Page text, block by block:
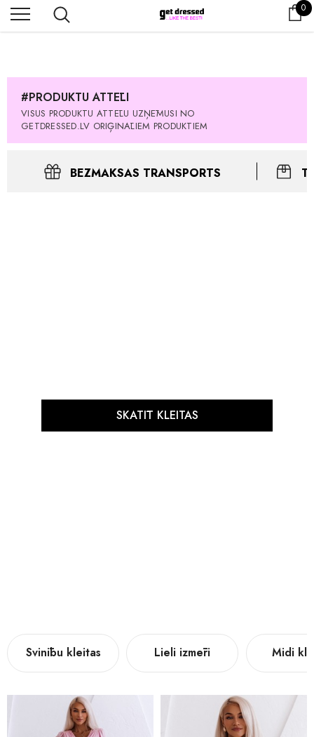
PASŪTĪT TŪLĪT! Prece tiks piegādāta 1-3 dienu laikā. 00
#PRODUKTU ATTĒLI
VISUS PRODUKTU ATTĒLU UZŅĒMUSI NO
GETDRESSED.LV ORIĢINĀLIEM PRODUKTIEM
BEZMAKSAS TRANSPORTS
SKATĪT KLEITAS
Svinību kleitas Lieli izmēri Midi